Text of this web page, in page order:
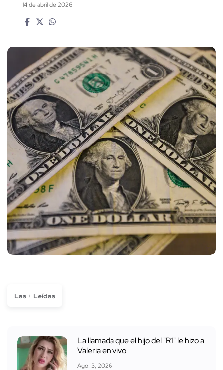
14 de abril de 2026
Las + Leídas
La llamada que el hijo del "R1" le hizo a
Valeria en vivo
Ago. 3, 2026